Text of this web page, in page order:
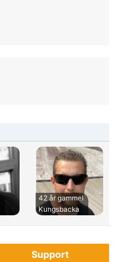
42 år gammel
Kungsbacka
Support